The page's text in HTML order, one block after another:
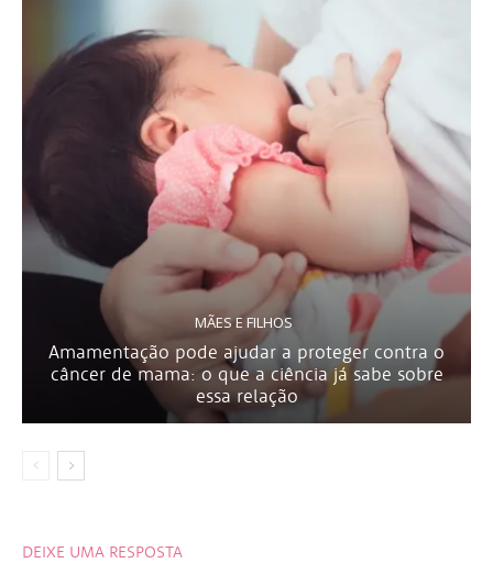
MÃES E FILHOS
Amamentação pode ajudar a proteger contra o
câncer de mama: o que a ciência já sabe sobre
essa relação
DEIXE UMA RESPOSTA